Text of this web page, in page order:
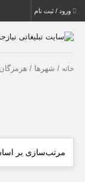
ورود / ثبت نام
خانه / شهرها / هرمزگان